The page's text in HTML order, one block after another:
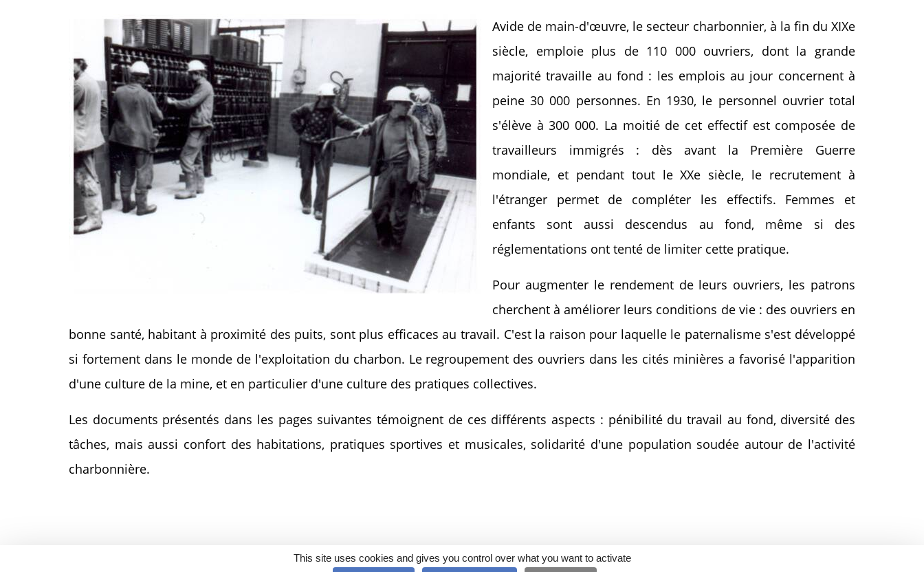
Avide de main-d'œuvre, le secteur charbonnier, à la fin du XIXe
siècle, emploie plus de 110 000 ouvriers, dont la grande
majorité travaille au fond : les emplois au jour concernent à
peine 30 000 personnes. En 1930, le personnel ouvrier total
s'élève à 300 000. La moitié de cet effectif est composée de
travailleurs immigrés : dès avant la Première Guerre
mondiale, et pendant tout le XXe siècle, le recrutement à
l'étranger permet de compléter les effectifs. Femmes et
enfants sont aussi descendus au fond, même si des
réglementations ont tenté de limiter cette pratique.
Pour augmenter le rendement de leurs ouvriers, les patrons
cherchent à améliorer leurs conditions de vie : des ouvriers en
bonne santé, habitant à proximité des puits, sont plus efficaces au travail. C'est la raison pour laquelle le paternalisme s'est développé
si fortement dans le monde de l'exploitation du charbon. Le regroupement des ouvriers dans les cités minières a favorisé l'apparition
d'une culture de la mine, et en particulier d'une culture des pratiques collectives.
Les documents présentés dans les pages suivantes témoignent de ces différents aspects : pénibilité du travail au fond, diversité des
tâches, mais aussi confort des habitations, pratiques sportives et musicales, solidarité d'une population soudée autour de l'activité
charbonnière.
19 sur 56
This site uses cookies and gives you control over what you want to activate